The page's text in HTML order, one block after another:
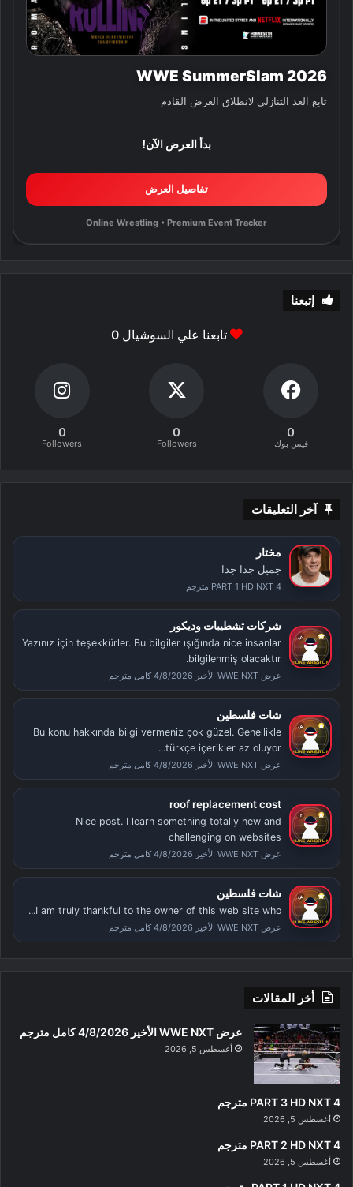
WWE SummerSlam 2026
تابع العد التنازلي لانطلاق العرض القادم
بدأ العرض الآن!
تفاصيل العرض
Online Wrestling • Premium Event Tracker
إتبعنا
تابعنا علي السوشيال0
0
فيس بوك
0
Followers
0
Followers
آخر التعليقات
مختار
جميل جدا جدا
PART 1 HD NXT 4 مترجم
شركات تشطيبات وديكور
Yazınız için teşekkürler. Bu bilgiler ışığında nice insanlar
bilgilenmiş olacaktır.
عرض WWE NXT الأخير 4/8/2026 كامل مترجم
شات فلسطين
Bu konu hakkında bilgi vermeniz çok güzel. Genellikle
türkçe içerikler az oluyor...
عرض WWE NXT الأخير 4/8/2026 كامل مترجم
roof replacement cost
Nice post. I learn something totally new and
challenging on websites
عرض WWE NXT الأخير 4/8/2026 كامل مترجم
شات فلسطين
I am truly thankful to the owner of this web site who...
عرض WWE NXT الأخير 4/8/2026 كامل مترجم
أخر المقالات
عرض WWE NXT الأخير 4/8/2026 كامل مترجم
أغسطس 5, 2026
PART 3 HD NXT 4 مترجم
أغسطس 5, 2026
PART 2 HD NXT 4 مترجم
أغسطس 5, 2026